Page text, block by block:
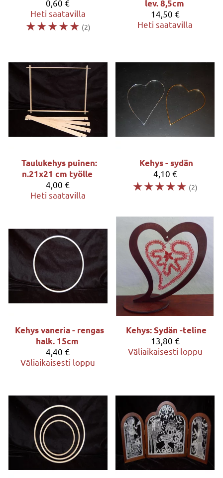
0,60 €
Heti saatavilla
☆☆☆☆☆ (2)
lev. 8,5cm
14,50 €
Heti saatavilla
Taulukehys puinen:
n.21x21 cm työlle
4,00 €
Heti saatavilla
Kehys - sydän
4,10 €
☆☆☆☆☆ (2)
Kehys vaneria - rengas
halk. 15cm
4,40 €
Väliaikaisesti loppu
Kehys: Sydän -teline
13,80 €
Väliaikaisesti loppu